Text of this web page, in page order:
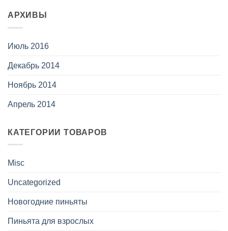
АРХИВЫ
Июль 2016
Декабрь 2014
Ноябрь 2014
Апрель 2014
КАТЕГОРИИ ТОВАРОВ
Misc
Uncategorized
Новогодние пиньяты
Пиньята для взрослых